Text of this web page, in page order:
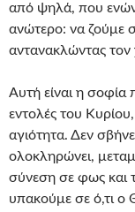
από ψηλά, που
ανώτερο: να ζούμε
αντανακλώντας τον
Αυτή είναι η σοφία
εντολές του
αγιότητα. Δεν
ολοκληρώνει,
σύνεση σε φως και
υπακούμε σε ό,τι